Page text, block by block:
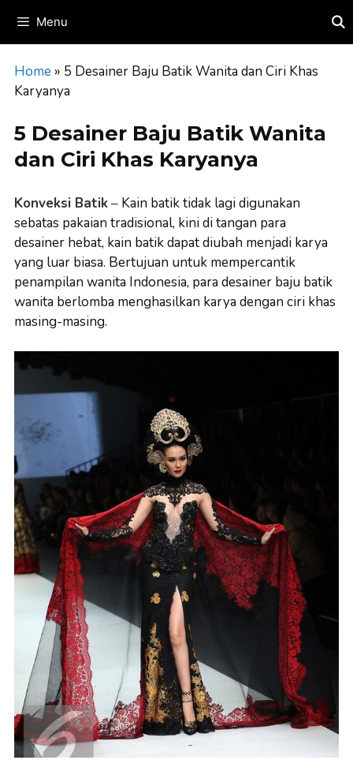
content
Menu
Home » 5 Desainer Baju Batik Wanita dan Ciri Khas
Karyanya
5 Desainer Baju Batik Wanita
dan Ciri Khas Karyanya
Konveksi Batik– Kain batik tidak lagi digunakan
sebatas pakaian tradisional, kini di tangan para
desainer hebat, kain batik dapat diubah menjadi karya
yang luar biasa. Bertujuan untuk mempercantik
penampilan wanita Indonesia, para desainer baju batik
wanita berlomba menghasilkan karya dengan ciri khas
masing-masing.